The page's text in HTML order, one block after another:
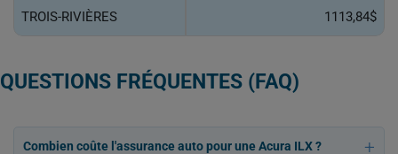
TROIS-RIVIÈRES 1113,84$
QUESTIONS FRÉQUENTES (FAQ)
Combien coûte l'assurance auto pour une Acura ILX ?